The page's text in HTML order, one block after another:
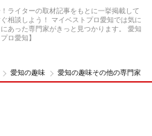
ライターの取材記事をもとに一挙掲載して
相談しよう！ マイベストプロ愛知では気に
あった専門家がきっと見つかります。 愛知
ロ愛知】
愛知の趣味 愛知の趣味その他の専門家